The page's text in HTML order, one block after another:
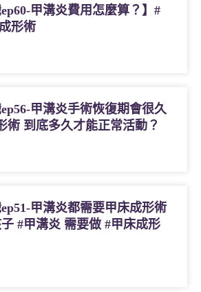
ep60-甲溝炎費用怎麼算？】#
形術
ep56-甲溝炎手術恢復期會很久
術 到底多久才能正常活動？
ep51-甲溝炎都需要甲床成形術
#甲溝炎 需要做 #甲床成形